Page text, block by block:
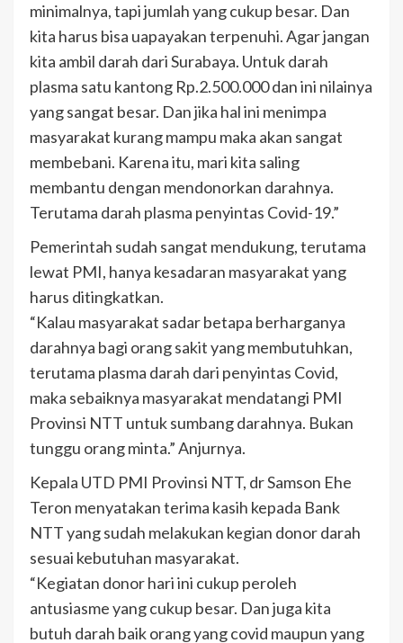
minimalnya, tapi jumlah yang cukup besar. Dan
kita harus bisa uapayakan terpenuhi. Agar jangan
kita ambil darah dari Surabaya. Untuk darah
plasma satu kantong Rp.2.500.000 dan ini nilainya
yang sangat besar. Dan jika hal ini menimpa
masyarakat kurang mampu maka akan sangat
membebani. Karena itu, mari kita saling
membantu dengan mendonorkan darahnya.
Terutama darah plasma penyintas Covid-19.”
Pemerintah sudah sangat mendukung, terutama
lewat PMI, hanya kesadaran masyarakat yang
harus ditingkatkan.
“Kalau masyarakat sadar betapa berharganya
darahnya bagi orang sakit yang membutuhkan,
terutama plasma darah dari penyintas Covid,
maka sebaiknya masyarakat mendatangi PMI
Provinsi NTT untuk sumbang darahnya. Bukan
tunggu orang minta.” Anjurnya.
Kepala UTD PMI Provinsi NTT, dr Samson Ehe
Teron menyatakan terima kasih kepada Bank
NTT yang sudah melakukan kegian donor darah
sesuai kebutuhan masyarakat.
“Kegiatan donor hari ini cukup peroleh
antusiasme yang cukup besar. Dan juga kita
butuh darah baik orang yang covid maupun yang